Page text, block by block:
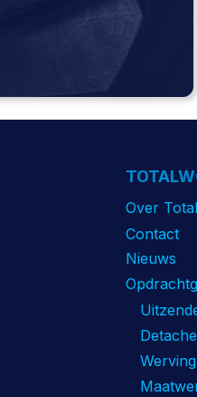
Over
Contact
Nieuws